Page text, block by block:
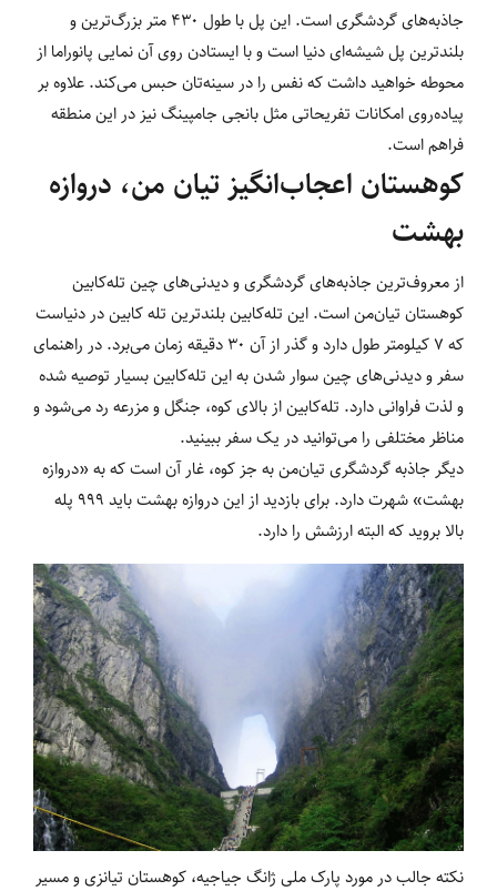
جاذبه‌های گردشگری است. این پل با طول 430 متر بزرگ‌ترین و
بلندترین پل شیشه‌ای دنیا است و با ایستادن روی آن نمایی پانوراما از
محوطه خواهید داشت که نفس را در سینه‌تان حبس می‌کند. علاوه بر
پیاده‌روی امکانات تفریحاتی مثل بانجی جامپینگ نیز در این منطقه
فراهم است.
کوهستان اعجاب‌انگیز تیان من، دروازه
بهشت
از معروف‌ترین جاذبه‌های گردشگری و دیدنی‌های چین تله‌کابین
کوهستان تیان‌من است. این تله‌کابین بلندترین تله کابین در دنیاست
که 7 کیلومتر طول دارد و گذر از آن 30 دقیقه زمان می‌برد. در راهنمای
سفر و دیدنی‌های چین سوار شدن به این تله‌کابین بسیار توصیه شده
و لذت فراوانی دارد. تله‌کابین از بالای کوه، جنگل و مزرعه رد می‌شود و
مناظر مختلفی را می‌توانید در یک سفر ببینید.
دیگر جاذبه گردشگری تیان‌من به جز کوه، غار آن است که به «دروازه
بهشت» شهرت دارد. برای بازدید از این دروازه بهشت باید 999 پله
بالا بروید که البته ارزشش را دارد.
نکته جالب در مورد پارک ملی ژانگ جیاجیه، کوهستان تیانزی و مسیر